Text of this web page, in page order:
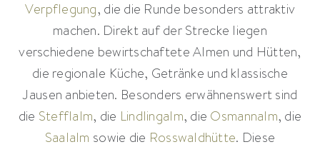
Verpflegung, die die Runde besonders attraktiv
machen. Direkt auf der Strecke liegen
verschiedene bewirtschaftete Almen und Hütten,
die regionale Küche, Getränke und klassische
Jausen anbieten. Besonders erwähnenswert sind
die Stefflalm, die Lindlingalm, die Osmannalm, die
Saalalm sowie die Rosswaldhütte. Diese